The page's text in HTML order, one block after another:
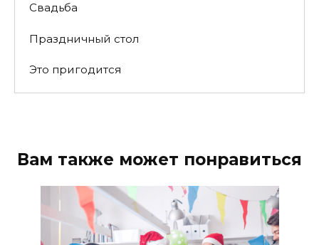
Свадьба
Праздничный стол
Это пригодится
Вам также может понравиться